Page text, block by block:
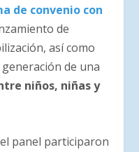
de convenio con
de
así como
de una
niños, niñas y
panel participaron